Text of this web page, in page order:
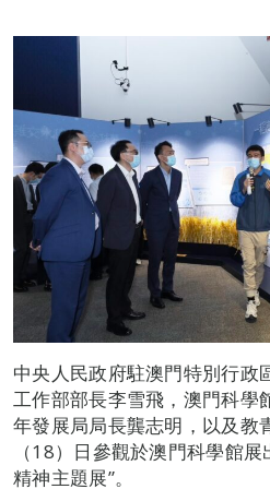
中央人民政府駐澳門特別行政
工作部部長李雪飛，澳門科學
年發展局局長龔志明，以及教
（18）日參觀於澳門科學館
精神主題展”。